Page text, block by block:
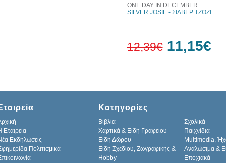
ONE DAY IN DECEMBER
SILVER JOSIE - ΣΙΛΒΕΡ ΤΖΟΖΙ
12,39€ 11,15€
Εταιρεία
Εκδηλώσεις
Πολιτισμικά
Κατηγορίες
Βιβλία
Σχολικά
Χαρτικά & Είδη Γραφείου
Παιχνίδια
Είδη Δώρου
Multimedia,
Είδη Σχεδίου, Ζωγραφικής &
Hobby
Αναλώσιμα &
Εποχιακά